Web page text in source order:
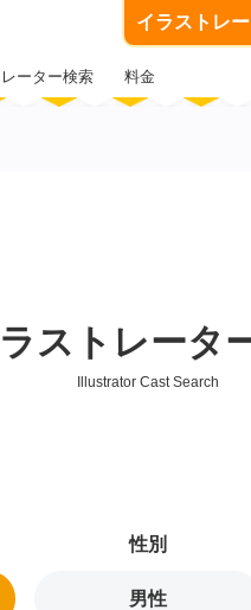
イラストレ
ーター検索 料金
ストレータ
Illustrator Cast Search
男性